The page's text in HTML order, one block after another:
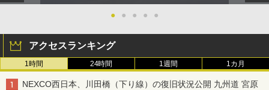
● ● ● ● ●
アクセスランキング
1時間 24時間 1週間 1カ月
NEXCO西日本、川田橋（下り線）の復旧状況公開 九州道 宮原